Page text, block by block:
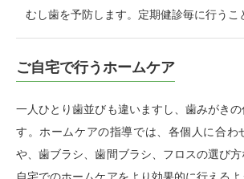
むし歯を予防します。定期健診毎に行うこ
ご自宅で行うホームケア
一人ひとり歯並びも違いますし、歯みがき
す。ホームケアの指導では、各個人に合わ
や、歯ブラシ、歯間ブラシ、フロスの選び